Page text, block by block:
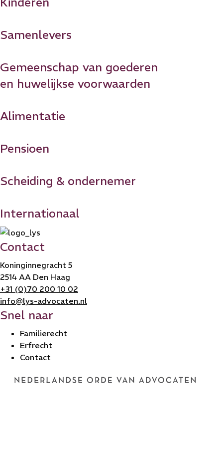
Samenlevers
Gemeenschap van goederen
en huwelijkse voorwaarden
Alimentatie
Pensioen
Scheiding & ondernemer
Internationaal
Contact
Koninginnegracht 5
2514 AA Den Haag
+31 (0)70 200 10 02
info@lys-advocaten.nl
Snel naar
Familierecht
Erfrecht
Contact